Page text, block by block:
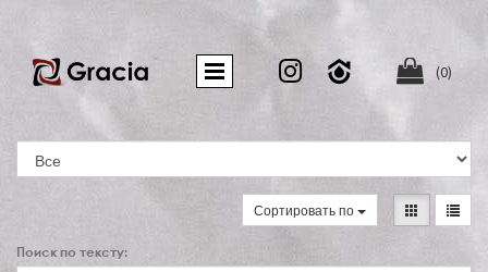
  (0)
Сортировать по
Поиск по тексту: